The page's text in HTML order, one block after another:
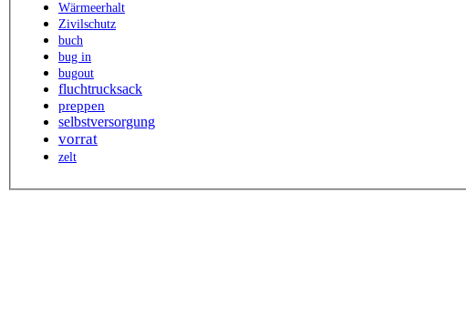
Wärmeerhalt
Zivilschutz
buch
bug in
bugout
fluchtrucksack
preppen
selbstversorgung
vorrat
zelt